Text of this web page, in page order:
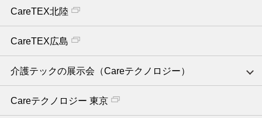
CareTEX北陸
CareTEX広島
介護テックの展示会（Careテクノロジー）
Careテクノロジー 東京